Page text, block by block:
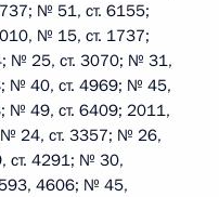
№ 51, ст. 6155;
№ 15, ст. 1737;
№ 25, ст. 3070; № 31,
№ 40, ст. 4969; № 45,
№ 49, ст. 6409; 2011,
24, ст. 3357; № 26,
ст. 4291; № 30,
4606; № 45,